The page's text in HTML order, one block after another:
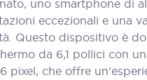
uno smartphone di
eccezionali e una
Questo dispositivo è
da 6,1 pollici con
pixel, che offre